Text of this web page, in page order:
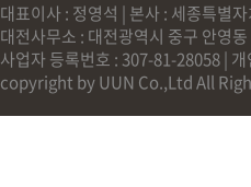
대표이사 : 정영석 | 본사 : 세종특별
대전사무소 : 대전광역시 중구 안영
사업자 등록번호 : 307-81-28058 |
copyright by UUN Co.,Ltd All